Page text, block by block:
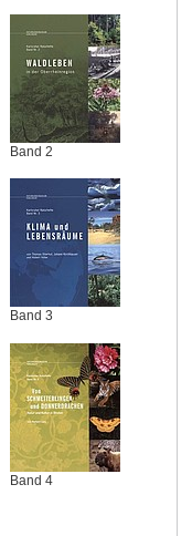
Band 2
Band 3
Band 4